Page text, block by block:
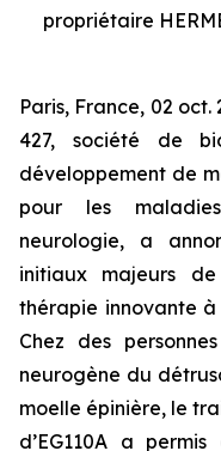
propriétaire
Paris, France, 02 oct.
427, société de
développement de
pour les
neurologie, a
initiaux majeurs de
thérapie innovante
Chez des
neurogène du
moelle épinière, le
d’EG110A a